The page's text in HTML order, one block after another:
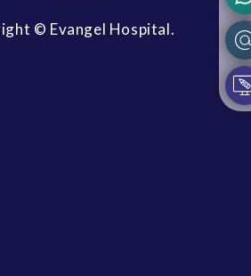
© Evangel Hospital.